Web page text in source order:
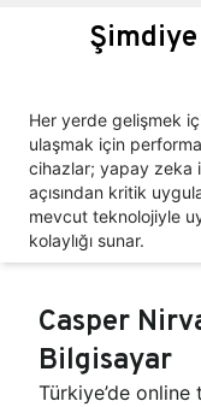
Her yerde gelişmek
ulaşmak için
cihazlar; yapay zeka
açısından kritik
mevcut teknolojiyle
kolaylığı sunar.
Casper
Bilgisayar
Türkiye’de